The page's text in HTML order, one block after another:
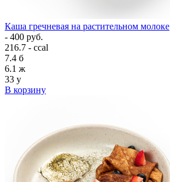
Каша гречневая на растительном молоке
- 400 руб.
216.7 - ccal
7.4 б
6.1 ж
33 у
В корзину